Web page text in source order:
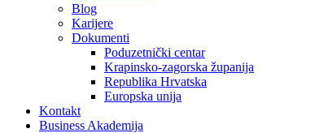
Blog
Karijere
Dokumenti
Poduzetnički centar
Krapinsko-zagorska županija
Republika Hrvatska
Europska unija
Kontakt
Business Akademija